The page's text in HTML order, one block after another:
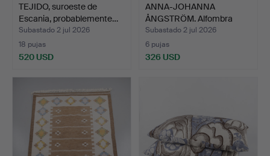
TEJIDO, suroeste de
Escania, probablemente…
Subastado 2 jul 2026
18 pujas
520 USD
ANNA-JOHANNA
ÅNGSTRÖM. Alfombra
"Amsterdam…
Subastado 2 jul 2026
6 pujas
326 USD